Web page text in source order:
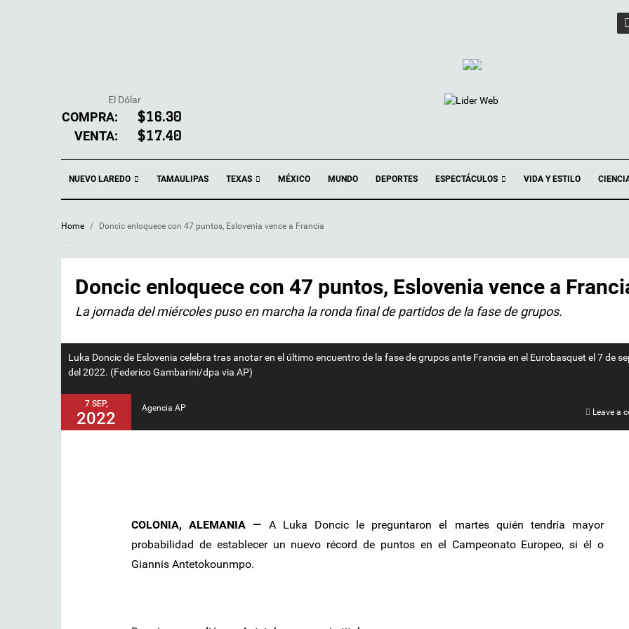
El Dólar
COMPRA: $16.30
VENTA: $17.40
NUEVO LAREDO TAMAULIPAS TEXAS MÉXICO MUNDO DEPORTES ESPECTÁCULOS VIDA Y ESTILO
Home / Doncic enloquece con 47 puntos, Eslovenia vence a Francia
Doncic enloquece con 47 puntos, Eslovenia vence a
La jornada del miércoles puso en marcha la ronda final de partidos de la fase de grupos.
Luka Doncic de Eslovenia celebra tras anotar en el último encuentro de la fase de grupos ante Francia en el Eurobasquet el 7 de
del 2022. (Federico Gambarini/dpa via AP)
7 SEP,
2022
Agencia AP Leave a
COLONIA, ALEMANIA — A Luka Doncic le preguntaron el martes quién tendría mayor
probabilidad de establecer un nuevo récord de puntos en el Campeonato Europeo, si él o
Giannis Antetokounmpo.